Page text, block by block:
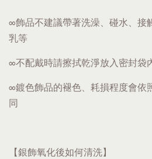
∞飾品不建議帶著洗澡、碰水、接
乳等
∞不配戴時請擦拭乾淨放入密封袋
∞鍍色飾品的褪色、耗損程度會依
同
【銀飾氧化後如何清洗】